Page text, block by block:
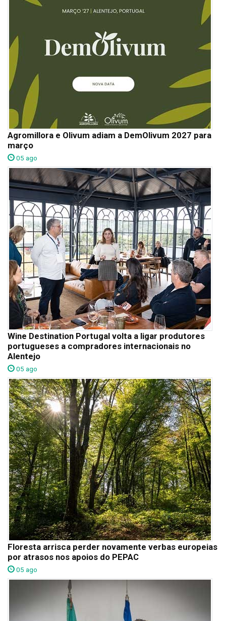
Agromillora e Olivum adiam a DemOlivum 2027 para
março
05 ago
Wine Destination Portugal volta a ligar produtores
portugueses a compradores internacionais no
Alentejo
05 ago
Floresta arrisca perder novamente verbas europeias
por atrasos nos apoios do PEPAC
05 ago